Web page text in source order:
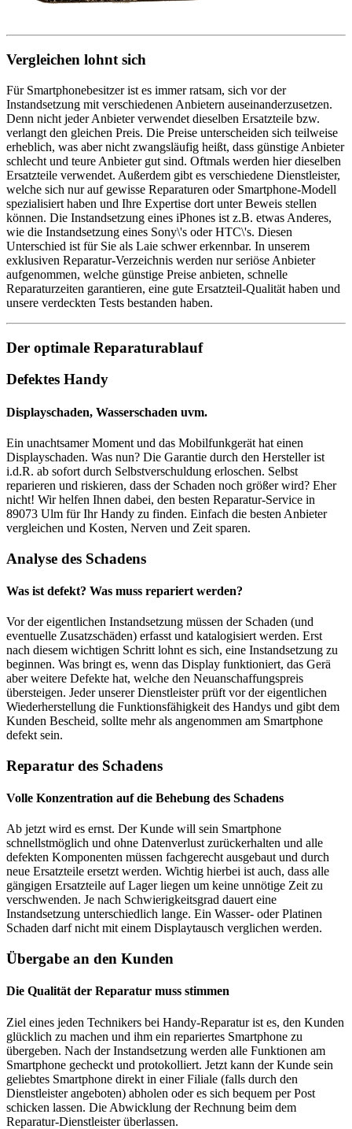
Vergleichen lohnt sich
Für Smartphonebesitzer ist es immer ratsam, sich vor der
Instandsetzung mit verschiedenen Anbietern auseinanderzusetzen.
Denn nicht jeder Anbieter verwendet dieselben Ersatzteile bzw.
verlangt den gleichen Preis. Die Preise unterscheiden sich teilweise
erheblich, was aber nicht zwangsläufig heißt, dass günstige Anbieter
schlecht und teure Anbieter gut sind. Oftmals werden hier dieselben
Ersatzteile verwendet. Außerdem gibt es verschiedene Dienstleister,
welche sich nur auf gewisse Reparaturen oder Smartphone-Modell
spezialisiert haben und Ihre Expertise dort unter Beweis stellen
können. Die Instandsetzung eines iPhones ist z.B. etwas Anderes,
wie die Instandsetzung eines Sony\'s oder HTC\'s. Diesen
Unterschied ist für Sie als Laie schwer erkennbar. In unserem
exklusiven Reparatur-Verzeichnis werden nur seriöse Anbieter
aufgenommen, welche günstige Preise anbieten, schnelle
Reparaturzeiten garantieren, eine gute Ersatzteil-Qualität haben und
unsere verdeckten Tests bestanden haben.
Der optimale Reparaturablauf
Defektes Handy
Displayschaden, Wasserschaden uvm.
Ein unachtsamer Moment und das Mobilfunkgerät hat einen
Displayschaden. Was nun? Die Garantie durch den Hersteller ist
i.d.R. ab sofort durch Selbstverschuldung erloschen. Selbst
reparieren und riskieren, dass der Schaden noch größer wird? Eher
nicht! Wir helfen Ihnen dabei, den besten Reparatur-Service in
89073 Ulm für Ihr Handy zu finden. Einfach die besten Anbieter
vergleichen und Kosten, Nerven und Zeit sparen.
Analyse des Schadens
Was ist defekt? Was muss repariert werden?
Vor der eigentlichen Instandsetzung müssen der Schaden (und
eventuelle Zusatzschäden) erfasst und katalogisiert werden. Erst
nach diesem wichtigen Schritt lohnt es sich, eine Instandsetzung zu
beginnen. Was bringt es, wenn das Display funktioniert, das Gerä
aber weitere Defekte hat, welche den Neuanschaffungspreis
übersteigen. Jeder unserer Dienstleister prüft vor der eigentlichen
Wiederherstellung die Funktionsfähigkeit des Handys und gibt dem
Kunden Bescheid, sollte mehr als angenommen am Smartphone
defekt sein.
Reparatur des Schadens
Volle Konzentration auf die Behebung des Schadens
Ab jetzt wird es ernst. Der Kunde will sein Smartphone
schnellstmöglich und ohne Datenverlust zurückerhalten und alle
defekten Komponenten müssen fachgerecht ausgebaut und durch
neue Ersatzteile ersetzt werden. Wichtig hierbei ist auch, dass alle
gängigen Ersatzteile auf Lager liegen um keine unnötige Zeit zu
verschwenden. Je nach Schwierigkeitsgrad dauert eine
Instandsetzung unterschiedlich lange. Ein Wasser- oder Platinen
Schaden darf nicht mit einem Displaytausch verglichen werden.
Übergabe an den Kunden
Die Qualität der Reparatur muss stimmen
Ziel eines jeden Technikers bei Handy-Reparatur ist es, den Kunden
glücklich zu machen und ihm ein repariertes Smartphone zu
übergeben. Nach der Instandsetzung werden alle Funktionen am
Smartphone gecheckt und protokolliert. Jetzt kann der Kunde sein
geliebtes Smartphone direkt in einer Filiale (falls durch den
Dienstleister angeboten) abholen oder es sich bequem per Post
schicken lassen. Die Abwicklung der Rechnung beim dem
Reparatur-Dienstleister überlassen.